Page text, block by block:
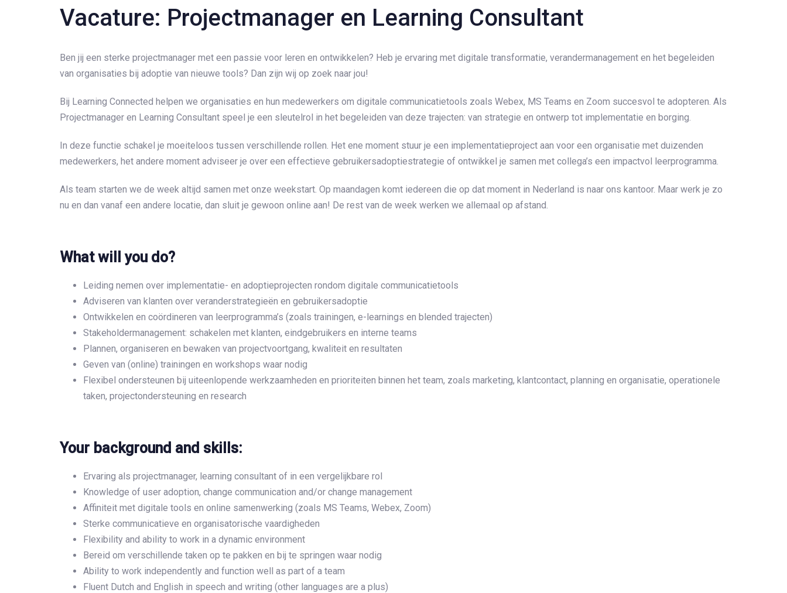
Vacature: Projectmanager en Learning Consultant
Ben jij een sterke projectmanager met een passie voor leren en ontwikkelen? Heb je ervaring met digitale transformatie, verandermanagement en het begeleiden
van organisaties bij adoptie van nieuwe tools? Dan zijn wij op zoek naar jou!
Bij Learning Connected helpen we organisaties en hun medewerkers om digitale communicatietools zoals Webex, MS Teams en Zoom succesvol te adopteren. Als
Projectmanager en Learning Consultant speel je een sleutelrol in het begeleiden van deze trajecten: van strategie en ontwerp tot implementatie en borging.
In deze functie schakel je moeiteloos tussen verschillende rollen. Het ene moment stuur je een implementatieproject aan voor een organisatie met duizenden
medewerkers, het andere moment adviseer je over een effectieve gebruikersadoptiestrategie of ontwikkel je samen met collega’s een impactvol leerprogramma.
Als team starten we de week altijd samen met onze weekstart. Op maandagen komt iedereen die op dat moment in Nederland is naar ons kantoor. Maar werk je zo
nu en dan vanaf een andere locatie, dan sluit je gewoon online aan! De rest van de week werken we allemaal op afstand.
What will you do?
Leiding nemen over implementatie- en adoptieprojecten rondom digitale communicatietools
Adviseren van klanten over veranderstrategieën en gebruikersadoptie
Ontwikkelen en coördineren van leerprogramma’s (zoals trainingen, e-learnings en blended trajecten)
Stakeholdermanagement: schakelen met klanten, eindgebruikers en interne teams
Plannen, organiseren en bewaken van projectvoortgang, kwaliteit en resultaten
Geven van (online) trainingen en workshops waar nodig
Flexibel ondersteunen bij uiteenlopende werkzaamheden en prioriteiten binnen het team, zoals marketing, klantcontact, planning en organisatie, operationele
taken, projectondersteuning en research
Your background and skills:
Ervaring als projectmanager, learning consultant of in een vergelijkbare rol
Knowledge of user adoption, change communication and/or change management
Affiniteit met digitale tools en online samenwerking (zoals MS Teams, Webex, Zoom)
Sterke communicatieve en organisatorische vaardigheden
Flexibility and ability to work in a dynamic environment
Bereid om verschillende taken op te pakken en bij te springen waar nodig
Ability to work independently and function well as part of a team
Fluent Dutch and English in speech and writing (other languages are a plus)